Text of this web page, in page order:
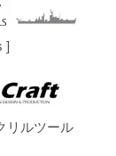
]
リルツール